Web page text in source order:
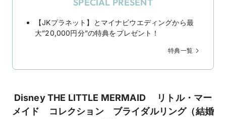
SPECIAL PRESENT
【JKプラネット】とマイナビウエディングから最
大”20,000円分”の特典をプレゼント！
特典一覧
Disney THE LITTLE MERMAID リトル・マー
メイド コレクション ブライダルリング（結婚